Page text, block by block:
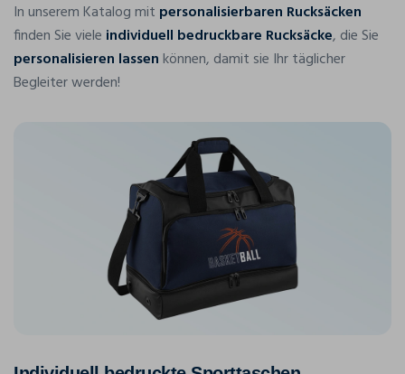
In unserem Katalog mit personalisierbaren Rucksäcken
finden Sie viele individuell bedruckbare Rucksäcke, die Sie
personalisieren lassenkönnen, damit sie Ihr täglicher
Begleiter werden!